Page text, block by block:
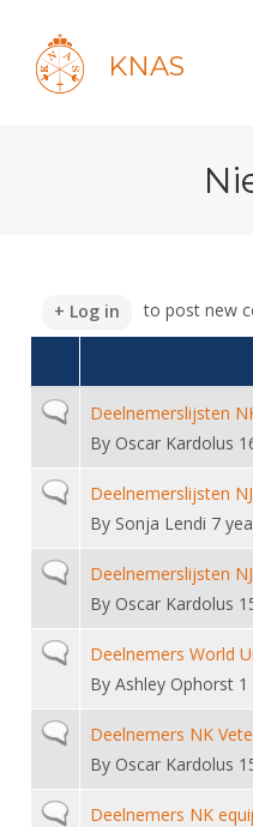
KNAS
Maandelijks archief
Evenement
Website
Gebruiksvoorwaarden
Handleiding
Historie
Lidmaatschap
Reglementen
Ledencijfers
Sponsors en Partners
Organisatie
Bestuur
Commissies
Ereleden
Leden van Verdiensten
Vacatures
Introductie
Veteranen
Lichtzwaardschermen
Wedstrijdsport
Ranglijsten
Inschrijven
Reglementen
Materiaal
Schermpaspoort
Rolstoelschermen
Nieuws
NK's
Oranje
FBT
SBT
Talentontwikkeling
Atletencommissie
Internationale Titeltoernooien
Informatie
Voor de jeugd
Spreekbeurtpakket
Ouders en vereniging
Jeugdkampen
Brassardsysteem
Voor coaches en leraren
Nieuws
Nationale opleidingen
Internationale opleidingen
Opleidingen
Forums
Schermforum
Nieuws
Zoek Vereniging
Contact
NK organiseren
Log in to post new
Normal topicDeelnemerslijsten
By Oscar Kardolus
Normal topicDeelnemerslijsten
By Sonja Lendi 7
Normal topicDeelnemerslijsten
By Oscar Kardolus
Normal topicDeelnemers World
By Ashley Ophorst
Normal topicDeelnemers NK
By Oscar Kardolus
Normal topicDeelnemers NK